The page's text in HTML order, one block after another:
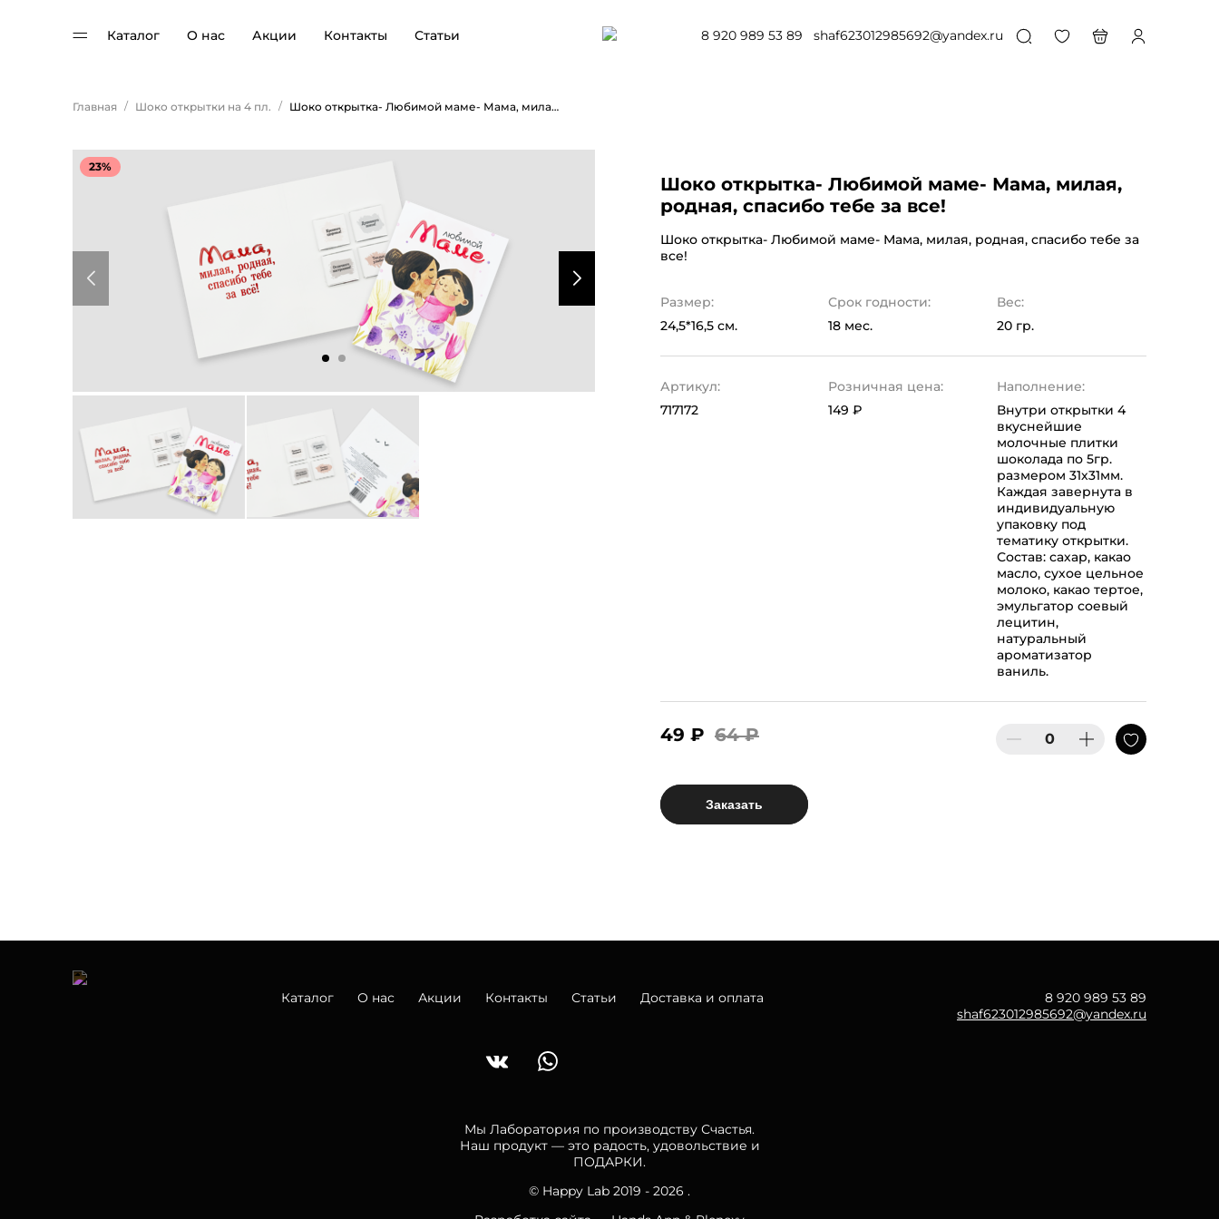
Каталог О нас Акции Контакты Статьи 8 920 989 53 89 shaf623012985692@yandex.ru
Главная / Шоко открытки на 4 пл. / Шоко открытка- Любимой маме- Мама, милая, родная, спасибо тебе за все!
23%
Шоко открытка- Любимой маме- Мама, милая,
родная, спасибо тебе за все!
Шоко открытка- Любимой маме- Мама, милая, родная, спасибо тебе за
все!
Размер:
24,5*16,5 см.
Срок годности:
18 мес.
Вес:
20 гр.
Артикул:
717172
Розничная цена:
149 ₽
Наполнение:
Внутри открытки 4
вкуснейшие
молочные плитки
шоколада по 5гр.
размером 31х31мм.
Каждая завернута в
индивидуальную
упаковку под
тематику открытки.
Состав: сахар, какао
масло, сухое цельное
молоко, какао тертое,
эмульгатор соевый
лецитин,
натуральный
ароматизатор
ваниль.
49 ₽ 64 ₽
Заказать
Каталог О нас Акции Контакты Статьи Доставка и оплата
8 920 989 53 89
shaf623012985692@yandex.ru
Мы Лаборатория по производству Счастья.
Наш продукт — это радость, удовольствие и
ПОДАРКИ.
© Happy Lab 2019 - 2026 .